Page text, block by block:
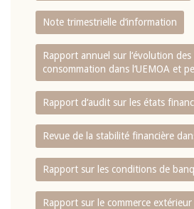
Note trimestrielle d‘information
Rapport annuel sur l‘évolution des
consommation dans l‘UEMOA et
Rapport d‘audit sur les états
Revue de la stabilité financière
Rapport sur les conditions de
Rapport sur le commerce extérieur